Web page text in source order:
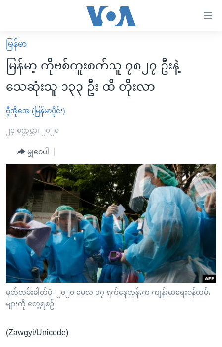
လွယ်ကူ
စေ
များ
ပင်မ
ပင်မ
ညွန်း
စာမျက်နှာ
သို့
ကျော်
ကြည့်
ရန်
ရန်
မူလစာမျက်နှာ
မြန်မာ
ကမ္ဘာ့သတင်းများ
နိုင်ငံတကာ
အစ္စရေး-ပါလက်စတိုင်း
ဗွီဒီယို
အင်္ဂလိပ်စာလေ့လာမယ်
အမေရိကန်သုံးအီဒီယံ
မကြေးမုံရဲ့ အင်္ဂလိပ်စာ
ရုပ်ရှင်ထဲက အင်္ဂလိပ်စာ
သုတပဒေသာ အင်္ဂလိပ်စာ
အပတ်စဉ်ကဏ္ဍများ
ရေဒီယို
တီဗွီ
ရေဒီယိုနှင့်ရုပ်သံ အချက်အလက်များ
ရေဒီယို/တီဗွီအစီအစဉ်
Learning English
ဗွီအိုအေ လူမှုကွန်ယက်များ
မြန်မာ
မြန်မာ့ ကိုဗစ်ကူးစက်သူ ၇၈၂၇ ဦးနဲ့
သေဆုံးသူ ၁၃၃ ဦး ထိ တိုးလာ
ဗွီအိုအေ (မြန်မာပိုင်း)
၂၄ စက္တင္ဘာ၊ ၂၀၂၀
မျှဝေပါ
မှတ်တမ်းဓါတ်ပုံ- ၂၀၂၀ မေလ ၁၇ ရက်နေ့တုန်းက ကျန်းမာရေးဝန်ထမ်း
များကို တွေ့ရစဉ်
(Zawgyi/Unicode)